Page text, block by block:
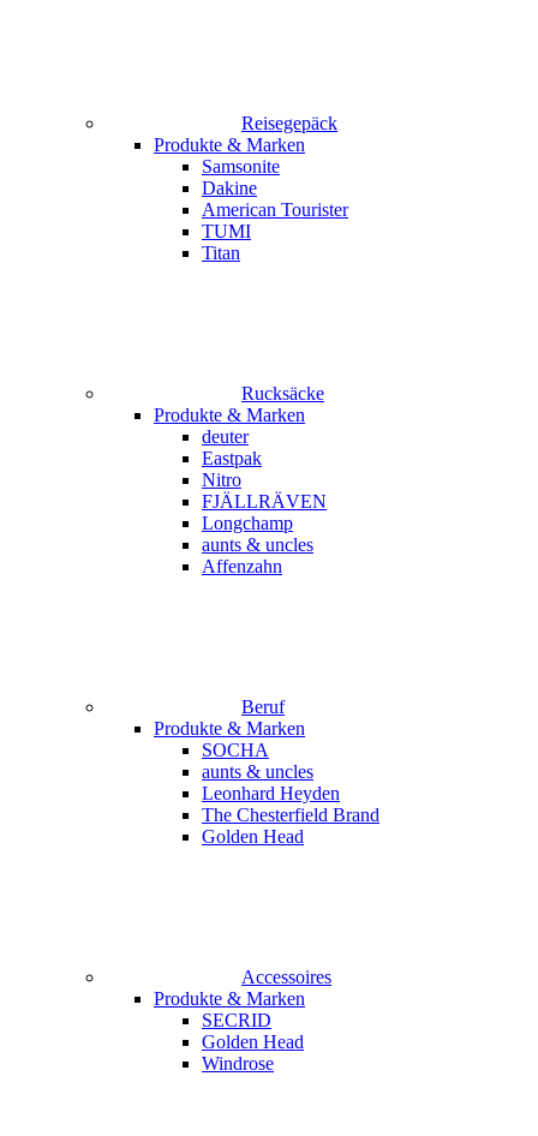
Reisegepäck
Produkte & Marken
Samsonite
Dakine
American Tourister
TUMI
Titan
Rucksäcke
Produkte & Marken
deuter
Eastpak
Nitro
FJÄLLRÄVEN
Longchamp
aunts & uncles
Affenzahn
Beruf
Produkte & Marken
SOCHA
aunts & uncles
Leonhard Heyden
The Chesterfield Brand
Golden Head
Accessoires
Produkte & Marken
SECRID
Golden Head
Windrose